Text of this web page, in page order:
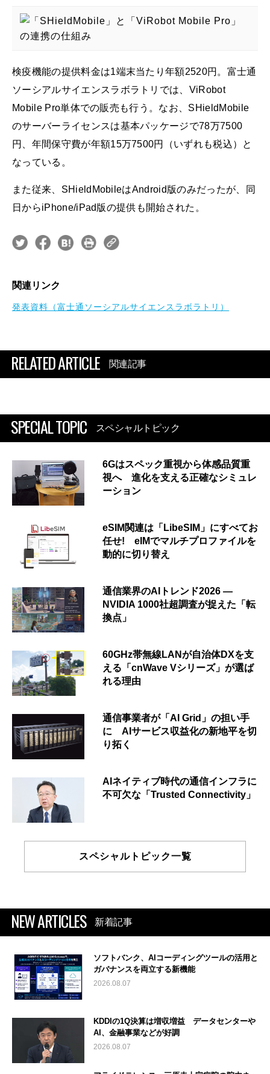
検疫機能の提供料金は1端末当たり年額2520円。富士通
ソーシアルサイエンスラボラトリでは、ViRobot
Mobile Pro単体での販売も行う。なお、SHieldMobile
のサーバーライセンスは基本パッケージで78万7500
円、年間保守費が年額15万7500円（いずれも税込）と
なっている。
また従来、SHieldMobileはAndroid版のみだったが、同
日からiPhone/iPad版の提供も開始された。
関連リンク
発表資料（富士通ソーシアルサイエンスラボラトリ）
RELATED ARTICLE 関連記事
SPECIAL TOPIC スペシャルトピック
6Gはスペック重視から体感品質重
視へ 進化を支える正確なシミュレ
ーション
eSIM関連は「LibeSIM」にすべてお
任せ! eIMでマルチプロファイルを
動的に切り替え
通信業界のAIトレンド2026 ―
NVIDIA 1000社超調査が捉えた「転
換点」
60GHz帯無線LANが自治体DXを支
える「cnWave Vシリーズ」が選ば
れる理由
通信事業者が「AI Grid」の担い手
に AIサービス収益化の新地平を切
り拓く
AIネイティブ時代の通信インフラに
不可欠な「Trusted Connectivity」
スペシャルトピック一覧
NEW ARTICLES 新着記事
ソフトバンク、AIコーディングツールの活用と
ガバナンスを両立する新機能
2026.08.07
KDDIの1Q決算は増収増益 データセンターや
AI、金融事業などが好調
2026.08.07